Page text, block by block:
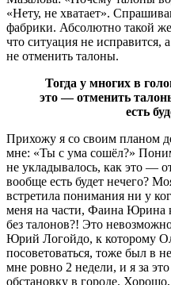
«Нету, не хватает».
фабрики. Абсолютно такой
что ситуация не исправится,
не отменить талоны.
Тогда у многих в
это — отменить
есть
Прихожу я со своим планом
мне: «Ты с ума сошёл?»
не укладывалось, как это —
вообще есть будет нечего?
встретила понимания ни у
меня на части, Фаина Юрина
без талонов?! Это
Юрий Логойдо, к которому
посоветоваться, тоже был в
мне ровно 2 недели, и я за
обстановку в городе.